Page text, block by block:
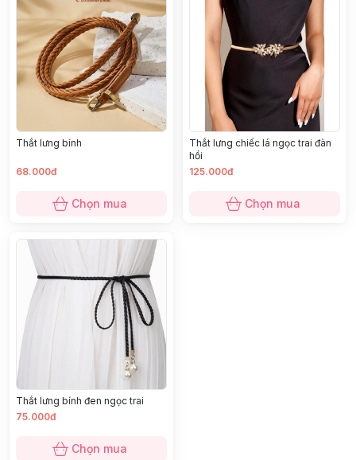
Thắt lưng bính
68.000đ
Chọn mua
Thắt lưng chiếc lá ngọc trai đàn
hồi
125.000đ
Chọn mua
Thắt lưng bính đen ngọc trai
75.000đ
Chọn mua